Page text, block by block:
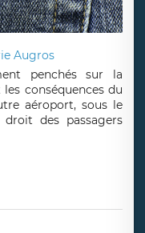
Augros
penchés sur la
conséquences du
aéroport, sous le
des passagers